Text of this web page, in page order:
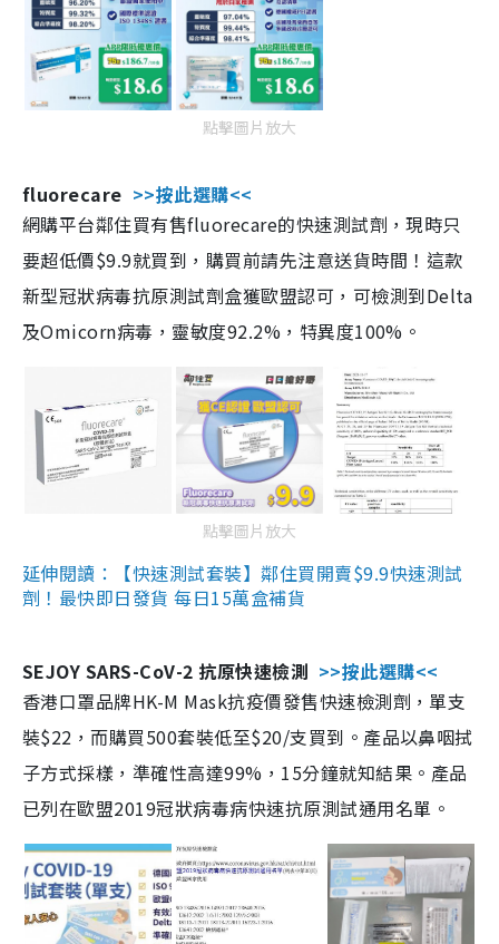
點擊圖片放大
fluorecare >>按此選購<<
網購平台鄰住買有售fluorecare的快速測試劑，現時只
要超低價$9.9就買到，購買前請先注意送貨時間！這款
新型冠狀病毒抗原測試劑盒獲歐盟認可，可檢測到Delta
及Omicorn病毒，靈敏度92.2%，特異度100%。
點擊圖片放大
延伸閱讀：【快速測試套裝】鄰住買開賣$9.9快速測試
劑！最快即日發貨 每日15萬盒補貨
SEJOY SARS-CoV-2 抗原快速檢測 >>按此選購<<
香港口罩品牌HK-M Mask抗疫價發售快速檢測劑，單支
裝$22，而購買500套裝低至$20/支買到。產品以鼻咽拭
子方式採樣，準確性高達99%，15分鐘就知結果。產品
已列在歐盟2019冠狀病毒病快速抗原測試通用名單。